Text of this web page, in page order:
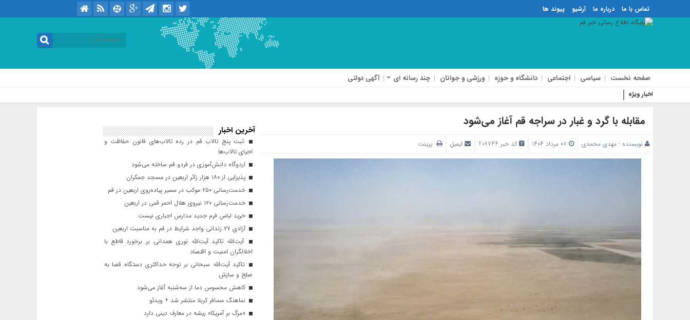
تماس با ما درباره ما آرشیو پیوند ها
صفحه نخست سیاسی اجتماعی دانشگاه و حوزه ورزشی و جوانان چند رسانه ای آگهی دولتی
اخبار ویژه
مقابله با گرد و غبار در سراجه قم آغاز می‌شود
نویسنده : مهدی محمدی کد خبر 209744 ایمیل پرینت
آخرین اخبار
ثبت پنج تالاب قم در رده تالاب‌های قانون حفاظت و
احیای تالاب‌ها
اردوگاه دانش‌آموزی در فردو قم ساخته می‌شود
پذیرایی از ۱۸۰ هزار زائر اربعین در مسجد جمکران
خدمت‌رسانی ۲۵۰ موکب در مسیر پیاده‌روی اربعین در قم
خدمت‌رسانی ۱۲۰ نیروی هلال احمر قمی در اربعین
خرید لباس فرم جدید مدارس اجباری نیست
آزادی ۲۷ زندانی واجد شرایط در قم به مناسبت اربعین
آیت‌الله تاکید آیت‌الله نوری همدانی بر برخورد قاطع با
اخلالگران امنیت و اقتصاد
تاکید آیت‌الله‌ سبحانی بر توجه حداکثری دستگاه قضا به
صلح و سازش
کاهش محسوس دما از سه‌شنبه آغاز می‌شود
نماهنگ مسافر کربلا منتشر شد + ویدئو
«مرگ بر آمریکا» ریشه در معارف دینی دارد